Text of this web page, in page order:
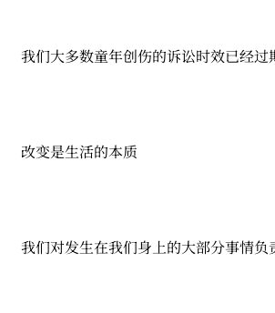
我们大多数童年创伤的诉讼时效已经过
改变是生活的本质
我们对发生在我们身上的大部分事情负